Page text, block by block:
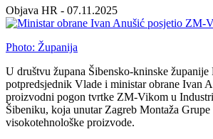
Objava HR - 07.11.2025
Photo: Županija
U društvu župana Šibensko-kninske županije
potpredsjednik Vlade i ministar obrane Ivan
proizvodni pogon tvrtke ZM-Vikom u
Šibeniku, koja unutar Zagreb Montaža
visokotehnološke proizvode.